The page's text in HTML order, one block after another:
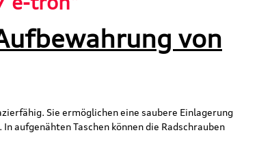
von
Sie ermöglichen eine saubere Einlagerung
aufgenähten Taschen können die Radschrauben